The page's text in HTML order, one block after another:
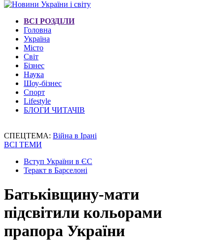
ВСІ РОЗДІЛИ
Головна
Україна
Місто
Світ
Бізнес
Наука
Шоу-бізнес
Спорт
Lifestyle
БЛОГИ ЧИТАЧІВ
СПЕЦТЕМА: Війна в Ірані
ВСІ ТЕМИ
Вступ України в ЄС
Теракт в Барселоні
Батьківщину-мати
підсвітили кольорами
прапора України